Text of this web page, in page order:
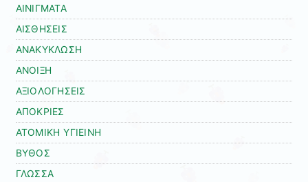
ΑΙΝΙΓΜΑΤΑ
ΑΙΣΘΗΣΕΙΣ
ΑΝΑΚΥΚΛΩΣΗ
ΑΝΟΙΞΗ
ΑΞΙΟΛΟΓΗΣΕΙΣ
ΑΠΟΚΡΙΕΣ
ΑΤΟΜΙΚΗ ΥΓΙΕΙΝΗ
ΒΥΘΟΣ
ΓΛΩΣΣΑ